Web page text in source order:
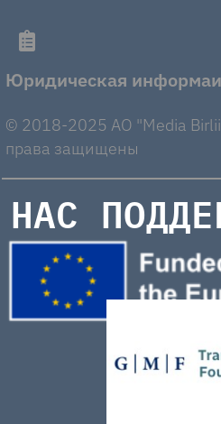
Юридическая
© 2018-2025 AO "Media
права защищены
НАС